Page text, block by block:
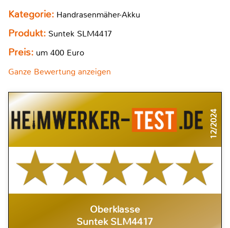
Kategorie: Handrasenmäher-Akku
Produkt: Suntek SLM4417
Preis: um 400 Euro
Ganze Bewertung anzeigen
12/2024
Oberklasse
Suntek SLM4417